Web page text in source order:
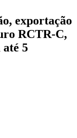
exportação
RCTR-C,
até 5